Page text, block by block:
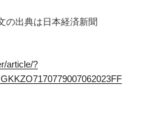
の出典は日本経済新聞
article/?